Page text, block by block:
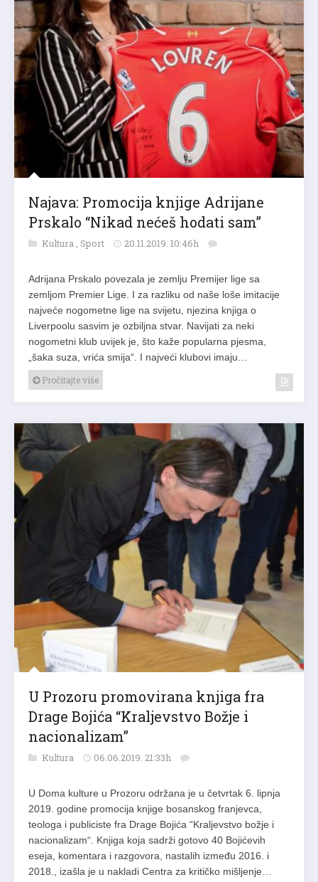
Najava: Promocija knjige Adrijane
Prskalo “Nikad nećeš hodati sam”
Kultura , Sport 20.11.2019. 10:46h
Adrijana Prskalo povezala je zemlju Premijer lige sa
zemljom Premier Lige. I za razliku od naše loše imitacije
najveće nogometne lige na svijetu, njezina knjiga o
Liverpoolu sasvim je ozbiljna stvar. Navijati za neki
nogometni klub uvijek je, što kaže popularna pjesma,
„šaka suza, vrića smija“. I najveći klubovi imaju…
Pročitajte više
U Prozoru promovirana knjiga fra
Drage Bojića “Kraljevstvo Božje i
nacionalizam”
Kultura 06.06.2019. 21:33h
U Doma kulture u Prozoru održana je u četvrtak 6. lipnja
2019. godine promocija knjige bosanskog franjevca,
teologa i publiciste fra Drage Bojića “Kraljevstvo božje i
nacionalizam“. Knjiga koja sadrži gotovo 40 Bojićevih
eseja, komentara i razgovora, nastalih između 2016. i
2018., izašla je u nakladi Centra za kritičko mišljenje…